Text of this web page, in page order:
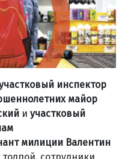
инспектор
майор
и участковый
милиции Валентин